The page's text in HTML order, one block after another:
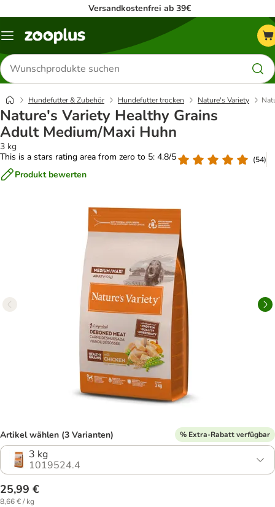
Versandkostenfrei ab 39€
Menü
Produkte
suchen
Hundefutter & Zubehör Hundefutter trocken Nature's Variety
Nature's Variety Healthy Grains
Adult Medium/Maxi Huhn
3 kg
This is a stars rating area from zero to 5: 4.8/5
(54)
Produkt bewerten
Artikel wählen (3 Varianten) % Extra-Rabatt verfügbar
3 kg
1019524.4
25,99 €
8,66 € / kg